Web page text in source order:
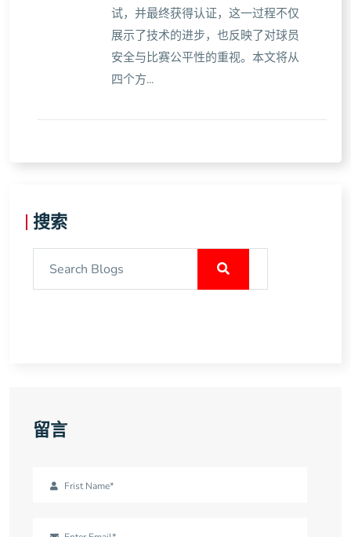
试，并最终获得认证，这一过程不仅
展示了技术的进步，也反映了对球员
安全与比赛公平性的重视。本文将从
四个方...
搜索
留言